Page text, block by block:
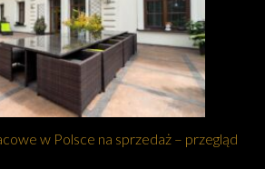
w Polsce na sprzedaż – przegląd